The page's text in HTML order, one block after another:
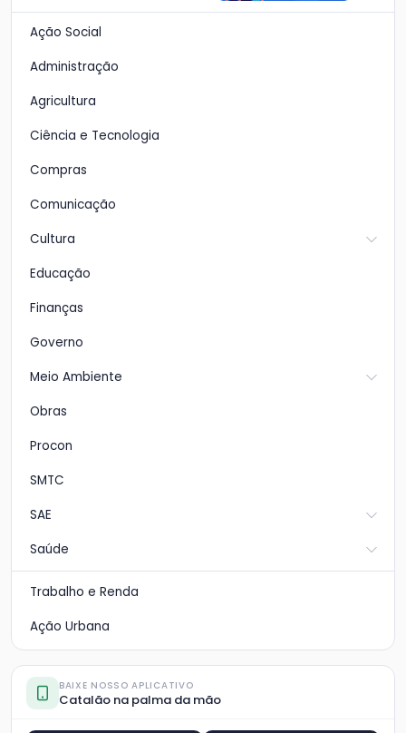
Ação Social
Administração
Agricultura
Ciência e Tecnologia
Compras
Comunicação
Cultura
Educação
Finanças
Governo
Meio Ambiente
Obras
Procon
SMTC
SAE
Saúde
Trabalho e Renda
Ação Urbana
BAIXE NOSSO APLICATIVO
Catalão na palma da mão